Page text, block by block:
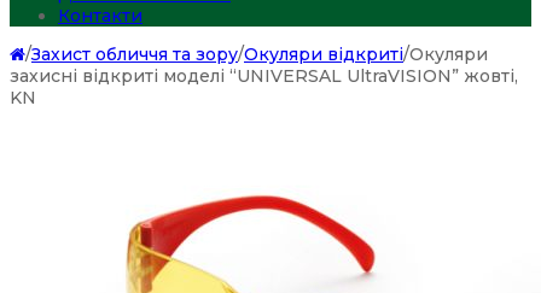
Контакти
/Захист обличчя та зору/Окуляри відкриті/Окуляри
захисні відкриті моделі “UNIVERSAL UltraVISION” жовті,
KN